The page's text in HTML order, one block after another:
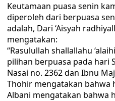
Keutamaan puasa senin
diperoleh dari berpuasa
adalah, Dari ‘Aisyah
mengatakan:
“Rasulullah shallallahu
pilihan berpuasa pada hari
Nasai no. 2362 dan Ibnu
Thohir mengatakan bahwa
Albani mengatakan bahwa